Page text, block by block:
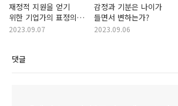
재정적 지원을 얻기
위한 기업가의 표정의
역할
2023.09.07
감정과 기분은 나이가
들면서 변하는가?
2023.09.06
댓글